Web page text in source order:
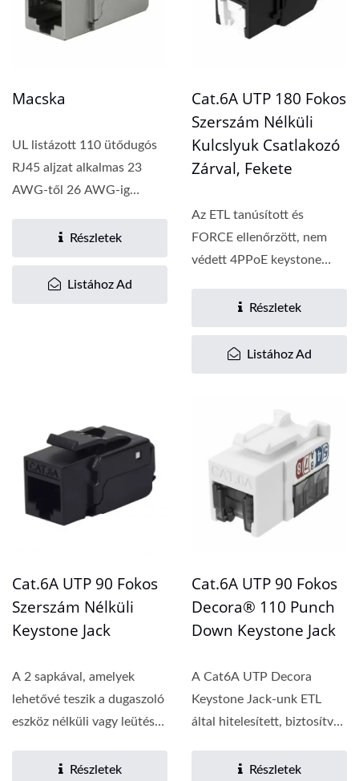
Macska
UL listázott 110 ütődugós
RJ45 aljzat alkalmas 23
AWG-től 26 AWG-ig
Részletek
Listához Ad
Cat.6A UTP 180 Fokos
Szerszám Nélküli
Kulcslyuk Csatlakozó
Zárval, Fekete
Az ETL tanúsított és
FORCE ellenőrzött, nem
védett 4PPoE keystone
minőségű...Részletek
Listához Ad
Cat.6A UTP 90 Fokos
Szerszám Nélküli
Keystone Jack
A 2 sapkával, amelyek
lehetővé teszik a dugaszoló
eszköz nélküli vagy leütéses
Részletek
Cat.6A UTP 90 Fokos
Decora® 110 Punch
Down Keystone Jack
A Cat6A UTP Decora
Keystone Jack-unk ETL
által hitelesített, biztosítva
megbízható...Részletek